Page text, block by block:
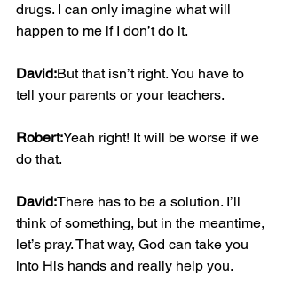
drugs. I can only imagine what will
happen to me if I don’t do it.
David:But that isn’t right. You have to
tell your parents or your teachers.
Robert:Yeah right! It will be worse if we
do that.
David:There has to be a solution. I’ll
think of something, but in the meantime,
let’s pray. That way, God can take you
into His hands and really help you.